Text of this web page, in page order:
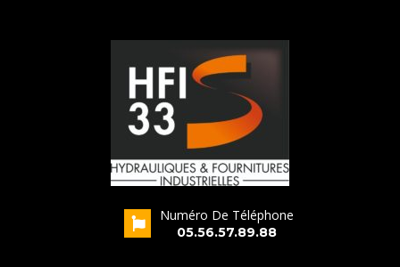
Numéro De Téléphone
05.56.57.89.88